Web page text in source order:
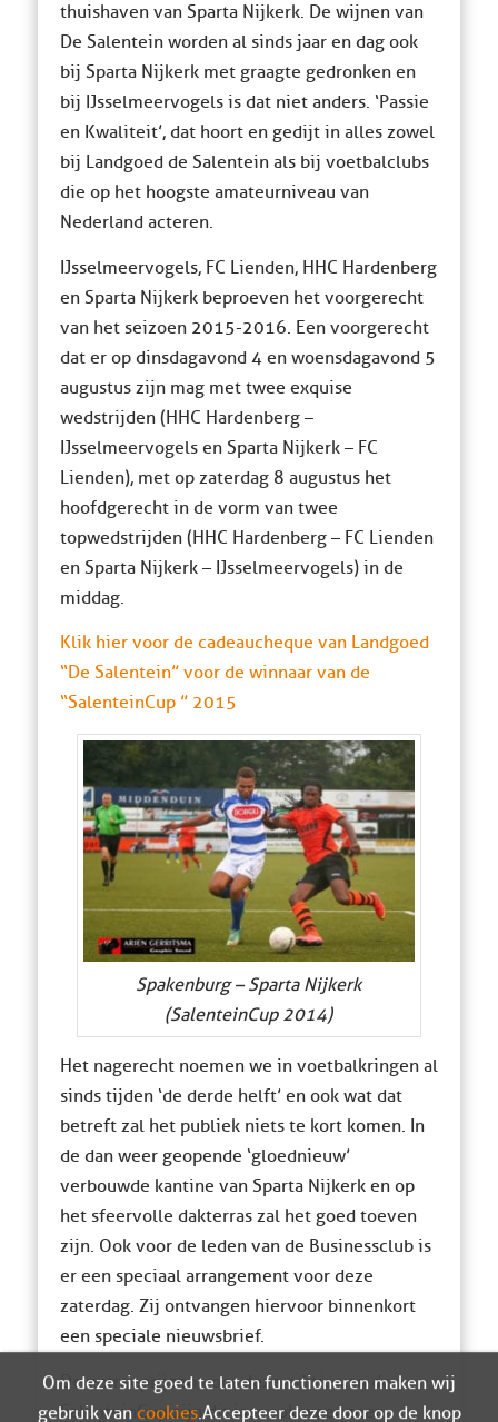
thuishaven van Sparta Nijkerk. De wijnen van
De Salentein worden al sinds jaar en dag ook
bij Sparta Nijkerk met graagte gedronken en
bij IJsselmeervogels is dat niet anders. ‘Passie
en Kwaliteit’, dat hoort en gedijt in alles zowel
bij Landgoed de Salentein als bij voetbalclubs
die op het hoogste amateurniveau van
Nederland acteren.
IJsselmeervogels, FC Lienden, HHC Hardenberg
en Sparta Nijkerk beproeven het voorgerecht
van het seizoen 2015-2016. Een voorgerecht
dat er op dinsdagavond 4 en woensdagavond 5
augustus zijn mag met twee exquise
wedstrijden (HHC Hardenberg –
IJsselmeervogels en Sparta Nijkerk – FC
Lienden), met op zaterdag 8 augustus het
hoofdgerecht in de vorm van twee
topwedstrijden (HHC Hardenberg – FC Lienden
en Sparta Nijkerk – IJsselmeervogels) in de
middag.
Klik hier voor de cadeaucheque van Landgoed
“De Salentein” voor de winnaar van de
“SalenteinCup ” 2015
Spakenburg – Sparta Nijkerk
(SalenteinCup 2014)
Het nagerecht noemen we in voetbalkringen al
sinds tijden ‘de derde helft’ en ook wat dat
betreft zal het publiek niets te kort komen. In
de dan weer geopende ‘gloednieuw’
verbouwde kantine van Sparta Nijkerk en op
het sfeervolle dakterras zal het goed toeven
zijn. Ook voor de leden van de Businessclub is
er een speciaal arrangement voor deze
zaterdag. Zij ontvangen hiervoor binnenkort
een speciale nieuwsbrief.
De entreeprijzen voor deze editie van de
SalenteinCup zijn dit jaar ook weer zeer
Om deze site goed te laten functioneren maken wij
gebruik van cookies. Accepteer deze door op de knop